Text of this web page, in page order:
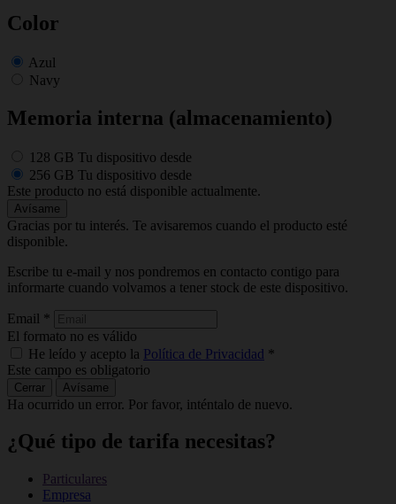
Color
Azul
Navy
Memoria interna (almacenamiento)
128 GB Tu dispositivo desde
256 GB Tu dispositivo desde
Este producto no está disponible actualmente.
Avísame
Gracias por tu interés. Te avisaremos cuando el producto esté
disponible.
Escribe tu e-mail y nos pondremos en contacto contigo para
informarte cuando volvamos a tener stock de este dispositivo.
Email *
El formato no es válido
He leído y acepto la Política de Privacidad *
Este campo es obligatorio
Cerrar Avísame
Ha ocurrido un error. Por favor, inténtalo de nuevo.
¿Qué tipo de tarifa necesitas?
Particulares
Empresa